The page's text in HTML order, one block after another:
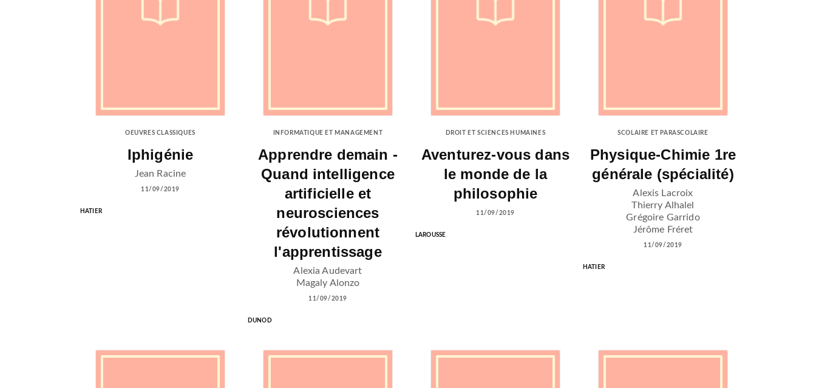
OEUVRES CLASSIQUES
Iphigénie
Jean Racine
11/09/2019
HATIER
INFORMATIQUE ET MANAGEMENT
Apprendre demain -
Quand intelligence
artificielle et
neurosciences
révolutionnent
l'apprentissage
Alexia Audevart
Magaly Alonzo
11/09/2019
DUNOD
DROIT ET SCIENCES HUMAINES
Aventurez-vous dans
le monde de la
philosophie
11/09/2019
LAROUSSE
SCOLAIRE ET PARASCOLAIRE
Physique-Chimie 1re
générale (spécialité)
Alexis Lacroix
Thierry Alhalel
Grégoire Garrido
Jérôme Fréret
11/09/2019
HATIER